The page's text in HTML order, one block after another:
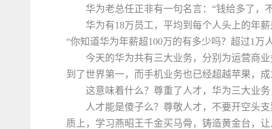
华为老总任正非有一句名言：“钱给多了，
华为有18万员工，平均到每个人头上的年
“你知道华为年薪超100万的有多少吗？超过1万
今天的华为共有三大业务，分别为运营商
到了世界第一，而手机业务也已经超越苹果，
这意味着什么？尊重了人才，华为三大业
人才能是傻子么？尊敬人才，不要开空头
质上，学习燕昭王千金买马骨，铸造黄金台，